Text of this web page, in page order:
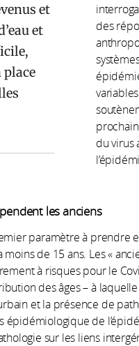
et
et
des
du virus
les anciens
paramètre à prendre
de 15 ans. Les «
à risques pour le
des âges – à
et la présence de
épidémiologique de
sur les liens